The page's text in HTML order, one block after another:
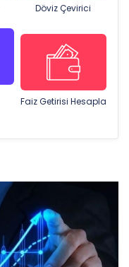
Döviz Çevirici
Faiz Getirisi Hesapla